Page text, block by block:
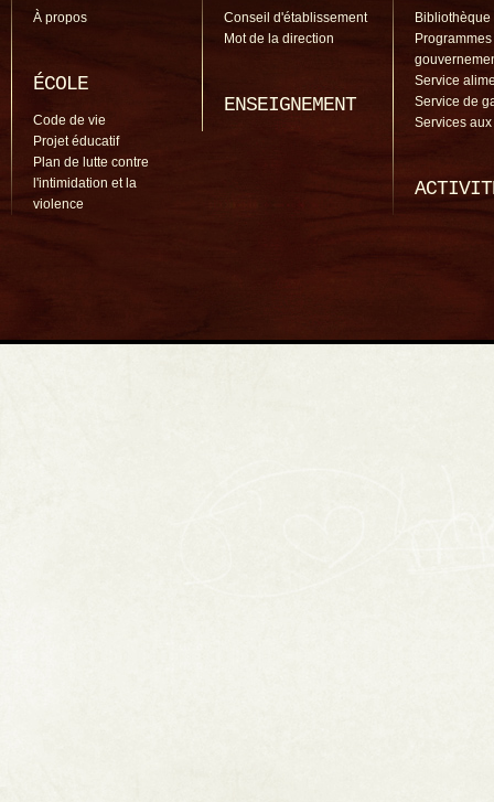
À propos
ÉCOLE
Code de vie
Projet éducatif
Plan de lutte contre
l'intimidation et la
violence
Conseil d'établissement
Mot de la direction
ENSEIGNEMENT
Bibliothèque
Programmes
Service
Service de
Services